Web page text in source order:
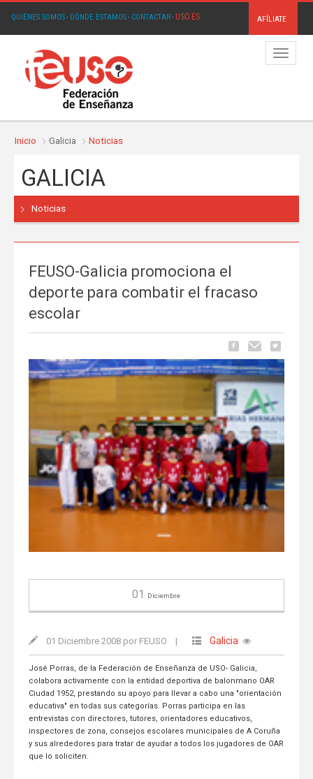
QUIÉNES SOMOS· DÓNDE ESTAMOS· CONTACTAR· USO.ES AFÍLIATE
Menú
Inicio Galicia Noticias
GALICIA
Noticias
FEUSO-Galicia promociona el
deporte para combatir el fracaso
escolar
01 Diciembre
01 Diciembre 2008 por FEUSO | Galicia
José Porras, de la Federación de Enseñanza de USO- Galicia,
colabora activamente con la entidad deportiva de balonmano OAR
Ciudad 1952, prestando su apoyo para llevar a cabo una "orientación
educativa" en todas sus categorías. Porras participa en las
entrevistas con directores, tutores, orientadores educativos,
inspectores de zona, consejos escolares municipales de A Coruña
y sus alrededores para tratar de ayudar a todos los jugadores de OAR
que lo soliciten.